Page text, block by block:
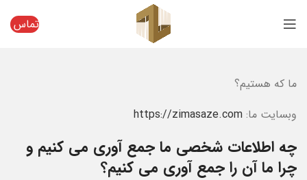
تماس
ما که هستیم؟
وبسایت ما: https://zimasaze.com
چه اطلاعات شخصی ما جمع آوری می کنیم و
چرا ما آن را جمع آوری می کنیم؟